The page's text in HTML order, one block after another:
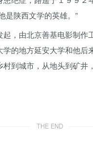
是陕西文学的英雄。”
，由北京善基电影制
的地方延安大学和他
到城市，从地头到矿
THE END